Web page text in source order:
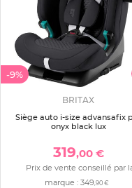
-9%
BRITAX
Siège auto i-size advansafix
onyx black lux
319,00 €
Prix de vente conseillé par
marque :349,90 €